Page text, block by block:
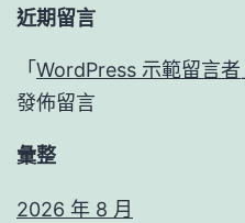
近期留言
「 WordPress 示範留言者
發佈留言
彙整
2026 年 8 月